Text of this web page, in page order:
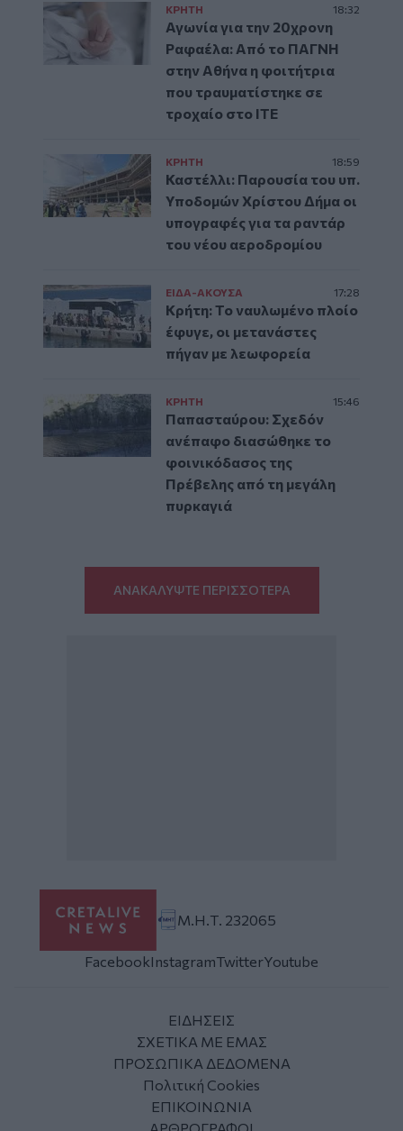
ΚΡΗΤΗ 18:32
Αγωνία για την 20χρονη
Ραφαέλα: Από το ΠΑΓΝΗ
στην Αθήνα η φοιτήτρια
που τραυματίστηκε σε
τροχαίο στο ΙΤΕ
ΚΡΗΤΗ 18:59
Καστέλλι: Παρουσία του υπ.
Υποδομών Χρίστου Δήμα οι
υπογραφές για τα ραντάρ
του νέου αεροδρομίου
ΕΙΔΑ-ΑΚΟΥΣΑ 17:28
Κρήτη: Το ναυλωμένο πλοίο
έφυγε, οι μετανάστες
πήγαν με λεωφορεία
ΚΡΗΤΗ 15:46
Παπασταύρου: Σχεδόν
ανέπαφο διασώθηκε το
φοινικόδασος της
Πρέβελης από τη μεγάλη
πυρκαγιά
ΑΝΑΚΑΛΥΨΤΕ ΠΕΡΙΣΣΟΤΕΡΑ
Μ.Η.Τ. 232065
FacebookInstagramTwitterYoutube
ΕΙΔΗΣΕΙΣ
ΣΧΕΤΙΚΑ ΜΕ ΕΜΑΣ
ΠΡΟΣΩΠΙΚΑ ΔΕΔΟΜΕΝΑ
Πολιτική Cookies
ΕΠΙΚΟΙΝΩΝΙΑ